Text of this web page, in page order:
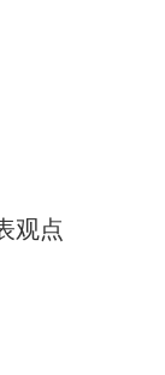
观点
首都的国
邀请中